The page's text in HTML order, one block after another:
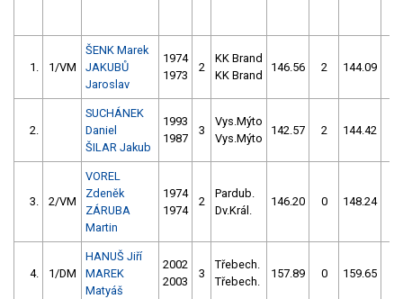
1. 1/VM
ŠENK Marek
JAKUBŮ
Jaroslav
1974
1973
2
KK Brand
KK Brand
146.56 2 144.09
2.
SUCHÁNEK
Daniel
ŠILAR Jakub
1993
1987
3
Vys.Mýto
Vys.Mýto
142.57 2 144.42
3. 2/VM
VOREL
Zdeněk
ZÁRUBA
Martin
1974
1974
2
Pardub.
Dv.Král.
146.20 0 148.24
4. 1/DM
HANUŠ Jiří
MAREK
Matyáš
2002
2003
3
Třebech.
Třebech.
157.89 0 159.65